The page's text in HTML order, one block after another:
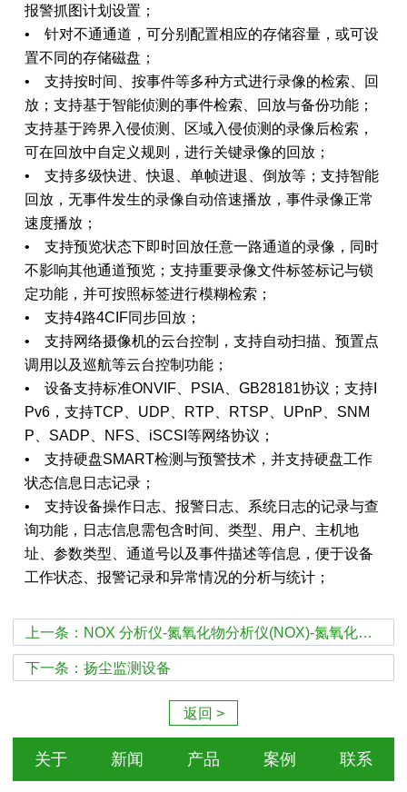
报警抓图计划设置；
• 针对不通通道，可分别配置相应的存储容量，或可设
置不同的存储磁盘；
• 支持按时间、按事件等多种方式进行录像的检索、回
放；支持基于智能侦测的事件检索、回放与备份功能；
支持基于跨界入侵侦测、区域入侵侦测的录像后检索，
可在回放中自定义规则，进行关键录像的回放；
• 支持多级快进、快退、单帧进退、倒放等；支持智能
回放，无事件发生的录像自动倍速播放，事件录像正常
速度播放；
• 支持预览状态下即时回放任意一路通道的录像，同时
不影响其他通道预览；支持重要录像文件标签标记与锁
定功能，并可按照标签进行模糊检索；
• 支持4路4CIF同步回放；
• 支持网络摄像机的云台控制，支持自动扫描、预置点
调用以及巡航等云台控制功能；
• 设备支持标准ONVIF、PSIA、GB28181协议；支持I
Pv6，支持TCP、UDP、RTP、RTSP、UPnP、SNM
P、SADP、NFS、iSCSI等网络协议；
• 支持硬盘SMART检测与预警技术，并支持硬盘工作
状态信息日志记录；
• 支持设备操作日志、报警日志、系统日志的记录与查
询功能，日志信息需包含时间、类型、用户、主机地
址、参数类型、通道号以及事件描述等信息，便于设备
工作状态、报警记录和异常情况的分析与统计；
上一条：NOX 分析仪-氮氧化物分析仪(NOX)-氮氧化物检测
下一条：扬尘监测设备
返回 >
关于 新闻 产品 案例 联系